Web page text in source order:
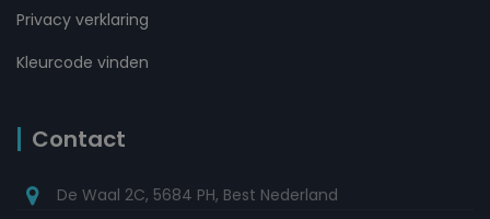
Privacy verklaring
Kleurcode vinden
Contact
De Waal 2C, 5684 PH, Best Nederland